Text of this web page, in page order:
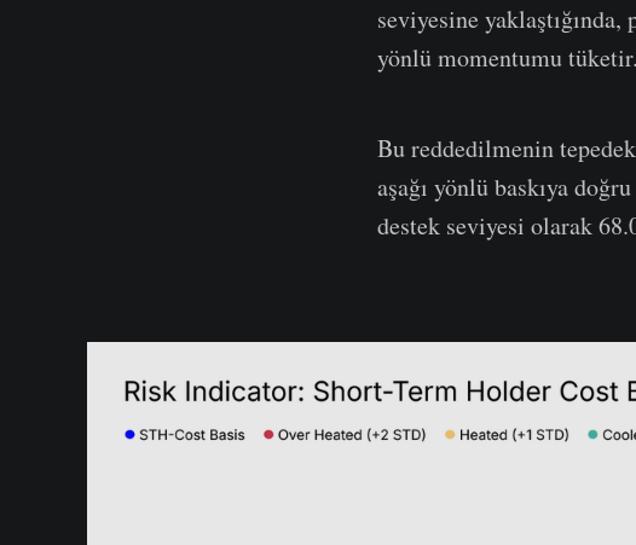
seviyesine
yönlü momentumu tüketir.
Bu reddedilmenin
aşağı yönlü baskıya
destek seviyesi olarak